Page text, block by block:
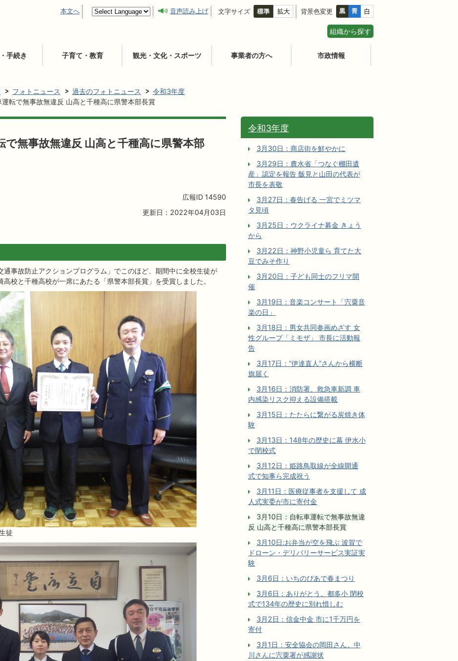
本文へ 音声読み上げ 文字サイズ 背景色変更
組織から探す
手続き 子育て・教育 観光・文化・スポーツ 事業者の方へ 市政情報
フォトニュース 過去のフォトニュース
令和3年度
転で無事故無違反 山高と千種高に県警本部長賞
で無事故無違反 山高と千種高に県警本部
広報ID 14590
更新日：2022年04月03日
事故防止アクションプログラム」でこのほど、期間中に全校生徒が
校と千種高校が一席にあたる「県警本部長賞」を受賞しました。
徒
令和3年度
3月30日：商店街を鮮やかに
3月29日：農水省「つなぐ棚田遺
産」認定を報告 飯見と山田の代表が
市長を表敬
3月27日：春告げる 一宮でミツマ
タ見頃
3月25日：ウクライナ募金 きょう
から
3月22日：神野小児童ら 育てた大
豆でみそ作り
3月20日：子ども同士のフリマ開
催
3月19日：音楽コンサート「宍粟音
楽の日」
3月18日：男女共同参画めざす 女
性グループ「ミモザ」 市長に活動報
告
3月17日：“伊達直人”さんから横断
旗届く
3月16日：消防署、救急車新調 車
内感染リスク抑える設備搭載
3月15日：たたらに繋がる炭焼き体
験
3月13日：148年の歴史に幕 伊水小
で閉校式
3月12日：姫路鳥取線が全線開通
式で知事ら完成祝う
3月11日：医療従事者を支援して 成
人式実委が市に寄付金
3月10日：自転車運転で無事故無違
反 山高と千種高に県警本部長賞
3月10日:お弁当が空を飛ぶ 波賀で
ドローン・デリバリーサービス実証実
験
3月6日：いちのぴあで春まつり
3月6日：ありがとう、都多小 閉校
式で134年の歴史に別れ惜しむ
3月2日：信金中金 市に1千万円を
寄付
3月1日：安全協会の岡田さん、中
川さんに宍粟署が感謝状